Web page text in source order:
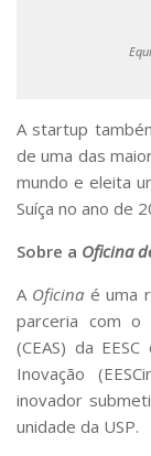
A startup
de uma das
mundo e eleita
Suíça no ano de
Sobre a Oficina
A Oficina é uma
parceria com o
(CEAS) da
Inovação
inovador
unidade da USP.